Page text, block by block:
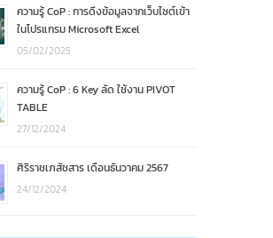
ความรู้ CoP : การดึงข้อมูลจากเว็บไซต์เข้า
ในโปรแกรม Microsoft Excel
05/02/2025
ความรู้ CoP : 6 Key ลัด ใช้งาน PIVOT
TABLE
27/12/2024
ศิริราชเภสัชสาร เดือนธันวาคม 2567
24/12/2024